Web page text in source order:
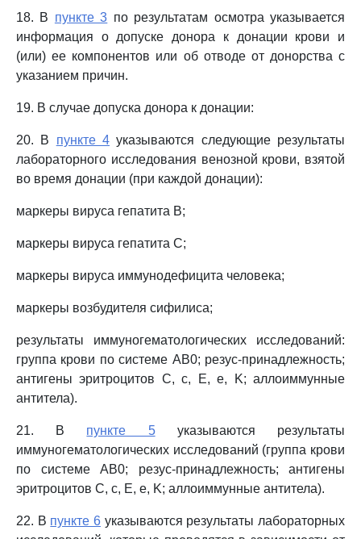
18. В пункте 3 по результатам осмотра указывается
информация о допуске донора к донации крови и
(или) ее компонентов или об отводе от донорства с
указанием причин.
19. В случае допуска донора к донации:
20. В пункте 4 указываются следующие результаты
лабораторного исследования венозной крови, взятой
во время донации (при каждой донации):
маркеры вируса гепатита B;
маркеры вируса гепатита C;
маркеры вируса иммунодефицита человека;
маркеры возбудителя сифилиса;
результаты иммуногематологических исследований:
группа крови по системе AB0; резус-принадлежность;
антигены эритроцитов C, c, E, e, K; аллоиммунные
антитела).
21. В пункте 5указываются результаты
иммуногематологических исследований (группа крови
по системе AB0; резус-принадлежность; антигены
эритроцитов C, c, E, e, K; аллоиммунные антитела).
22. В пункте 6 указываются результаты лабораторных